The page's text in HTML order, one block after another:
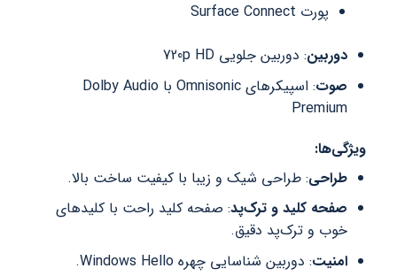
پورت Surface Connect
دوربین: دوربین جلویی 720p HD
صوت
: اسپیکرهای Omnisonic با Dolby Audio
Premium
ویژگی‌ها:
طراحی: طراحی شیک و زیبا با کیفیت ساخت بالا.
صفحه کلید و ترک‌پد: صفحه کلید راحت با کلیدهای
خوب و ترک‌پد دقیق.
امنیت: دوربین شناسایی چهره Windows Hello.